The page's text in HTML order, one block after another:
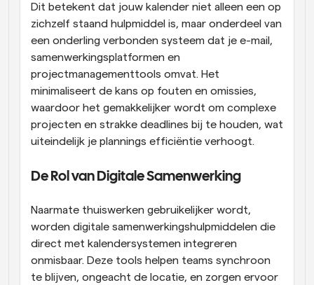
Dit betekent dat jouw kalender niet alleen een op
zichzelf staand hulpmiddel is, maar onderdeel van
een onderling verbonden systeem dat je e-mail,
samenwerkingsplatformen en
projectmanagementtools omvat. Het
minimaliseert de kans op fouten en omissies,
waardoor het gemakkelijker wordt om complexe
projecten en strakke deadlines bij te houden, wat
uiteindelijk je plannings efficiëntie verhoogt.
De Rol van Digitale Samenwerking
Naarmate thuiswerken gebruikelijker wordt,
worden digitale samenwerkingshulpmiddelen die
direct met kalendersystemen integreren
onmisbaar. Deze tools helpen teams synchroon
te blijven, ongeacht de locatie, en zorgen ervoor